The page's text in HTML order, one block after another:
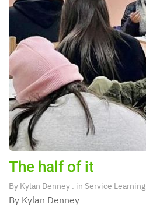
The half of it
By Kylan Denney . in Service Learning
By Kylan Denney